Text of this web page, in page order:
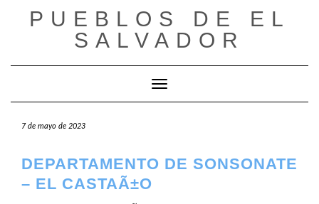
PUEBLOS DE EL
SALVADOR
Cambiar modo de navegación
7 de mayo de 2023
DEPARTAMENTO DE SONSONATE
– EL CASTAÃ±O